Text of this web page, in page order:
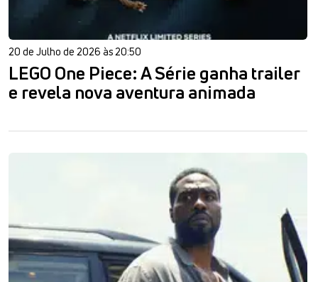
20 de Julho de 2026 às 20:50
LEGO One Piece: A Série ganha trailer
e revela nova aventura animada